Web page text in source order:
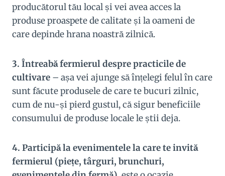
producătorul tău local și vei avea acces la
produse proaspete de calitate și la oameni de
care depinde hrana noastră zilnică.
3. Întreabă fermierul despre practicile de
cultivare – așa vei ajunge să înțelegi felul în care
sunt făcute produsele de care te bucuri zilnic,
cum de nu-și pierd gustul, că sigur beneficiile
consumului de produse locale le știi deja.
4. Participă la evenimentele la care te invită
fermierul (piețe, târguri, brunchuri,